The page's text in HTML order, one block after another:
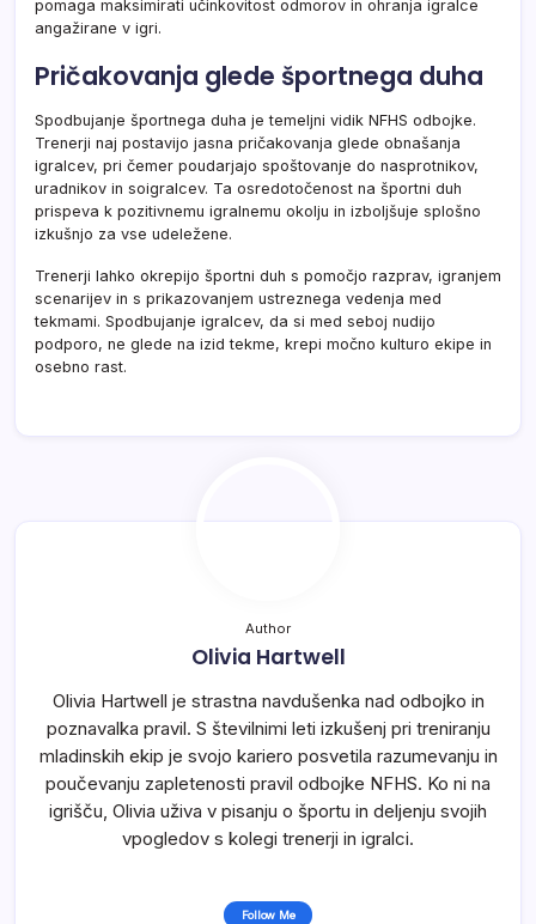
pomaga maksimirati učinkovitost odmorov in ohranja igralce
angažirane v igri.
Pričakovanja glede športnega duha
Spodbujanje športnega duha je temeljni vidik NFHS odbojke.
Trenerji naj postavijo jasna pričakovanja glede obnašanja
igralcev, pri čemer poudarjajo spoštovanje do nasprotnikov,
uradnikov in soigralcev. Ta osredotočenost na športni duh
prispeva k pozitivnemu igralnemu okolju in izboljšuje splošno
izkušnjo za vse udeležene.
Trenerji lahko okrepijo športni duh s pomočjo razprav, igranjem
scenarijev in s prikazovanjem ustreznega vedenja med
tekmami. Spodbujanje igralcev, da si med seboj nudijo
podporo, ne glede na izid tekme, krepi močno kulturo ekipe in
osebno rast.
Author
Olivia Hartwell
Olivia Hartwell je strastna navdušenka nad odbojko in
poznavalka pravil. S številnimi leti izkušenj pri treniranju
mladinskih ekip je svojo kariero posvetila razumevanju in
poučevanju zapletenosti pravil odbojke NFHS. Ko ni na
igrišču, Olivia uživa v pisanju o športu in deljenju svojih
vpogledov s kolegi trenerji in igralci.
Follow Me